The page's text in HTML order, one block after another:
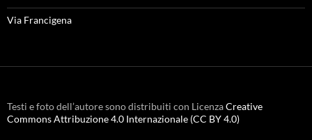
Via Francigena
Testi e foto dell’autore sono distribuiti con LicenzaCreative
Commons Attribuzione 4.0 Internazionale (CC BY 4.0)